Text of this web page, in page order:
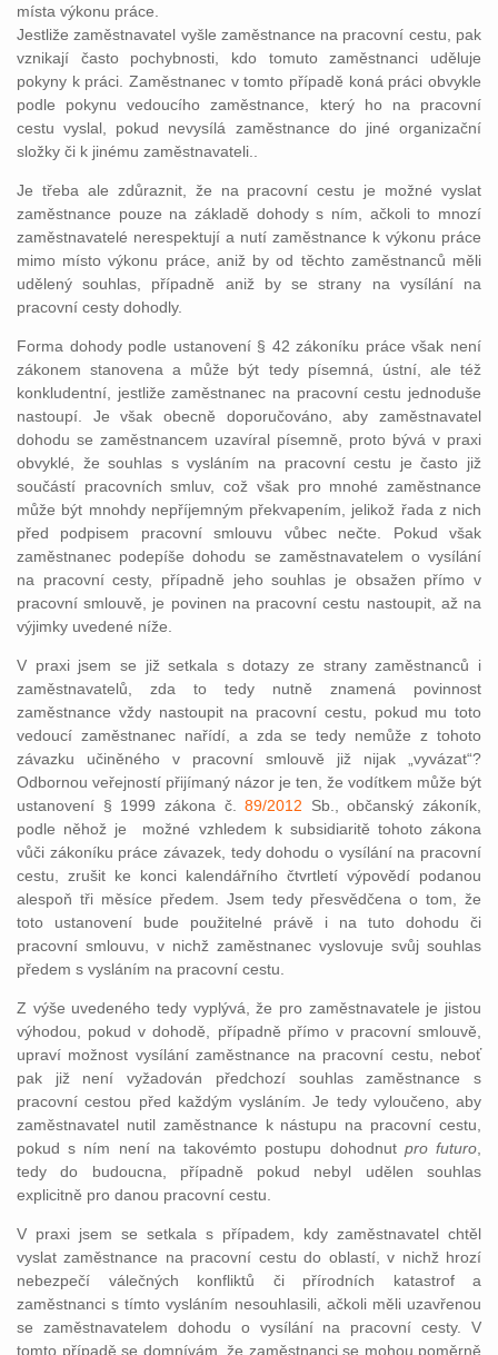
místa výkonu práce.
Jestliže zaměstnavatel vyšle zaměstnance na pracovní cestu, pak
vznikají často pochybnosti, kdo tomuto zaměstnanci uděluje
pokyny k práci. Zaměstnanec v tomto případě koná práci obvykle
podle pokynu vedoucího zaměstnance, který ho na pracovní
cestu vyslal, pokud nevysílá zaměstnance do jiné organizační
složky či k jinému zaměstnavateli..
Je třeba ale zdůraznit, že na pracovní cestu je možné vyslat
zaměstnance pouze na základě dohody s ním, ačkoli to mnozí
zaměstnavatelé nerespektují a nutí zaměstnance k výkonu práce
mimo místo výkonu práce, aniž by od těchto zaměstnanců měli
udělený souhlas, případně aniž by se strany na vysílání na
pracovní cesty dohodly.
Forma dohody podle ustanovení § 42 zákoníku práce však není
zákonem stanovena a může být tedy písemná, ústní, ale též
konkludentní, jestliže zaměstnanec na pracovní cestu jednoduše
nastoupí. Je však obecně doporučováno, aby zaměstnavatel
dohodu se zaměstnancem uzavíral písemně, proto bývá v praxi
obvyklé, že souhlas s vysláním na pracovní cestu je často již
součástí pracovních smluv, což však pro mnohé zaměstnance
může být mnohdy nepříjemným překvapením, jelikož řada z nich
před podpisem pracovní smlouvu vůbec nečte. Pokud však
zaměstnanec podepíše dohodu se zaměstnavatelem o vysílání
na pracovní cesty, případně jeho souhlas je obsažen přímo v
pracovní smlouvě, je povinen na pracovní cestu nastoupit, až na
výjimky uvedené níže.
V praxi jsem se již setkala s dotazy ze strany zaměstnanců i
zaměstnavatelů, zda to tedy nutně znamená povinnost
zaměstnance vždy nastoupit na pracovní cestu, pokud mu toto
vedoucí zaměstnanec nařídí, a zda se tedy nemůže z tohoto
závazku učiněného v pracovní smlouvě již nijak „vyvázat“?
Odbornou veřejností přijímaný názor je ten, že vodítkem může být
ustanovení § 1999 zákona č.89/2012 Sb., občanský zákoník,
podle něhož je možné vzhledem k subsidiaritě tohoto zákona
vůči zákoníku práce závazek, tedy dohodu o vysílání na pracovní
cestu, zrušit ke konci kalendářního čtvrtletí výpovědí podanou
alespoň tři měsíce předem. Jsem tedy přesvědčena o tom, že
toto ustanovení bude použitelné právě i na tuto dohodu či
pracovní smlouvu, v nichž zaměstnanec vyslovuje svůj souhlas
předem s vysláním na pracovní cestu.
Z výše uvedeného tedy vyplývá, že pro zaměstnavatele je jistou
výhodou, pokud v dohodě, případně přímo v pracovní smlouvě,
upraví možnost vysílání zaměstnance na pracovní cestu, neboť
pak již není vyžadován předchozí souhlas zaměstnance s
pracovní cestou před každým vysláním. Je tedy vyloučeno, aby
zaměstnavatel nutil zaměstnance k nástupu na pracovní cestu,
pokud s ním není na takovémto postupu dohodnut pro futuro
tedy do budoucna, případně pokud nebyl udělen souhlas
explicitně pro danou pracovní cestu.
V praxi jsem se setkala s případem, kdy zaměstnavatel chtěl
vyslat zaměstnance na pracovní cestu do oblastí, v nichž hrozí
nebezpečí válečných konfliktů či přírodních katastrof a
zaměstnanci s tímto vysláním nesouhlasili, ačkoli měli uzavřenou
se zaměstnavatelem dohodu o vysílání na pracovní cesty. V
tomto případě se domnívám, že zaměstnanci se mohou poměrně